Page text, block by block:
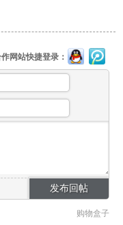
网站快捷登录：
购物盒子